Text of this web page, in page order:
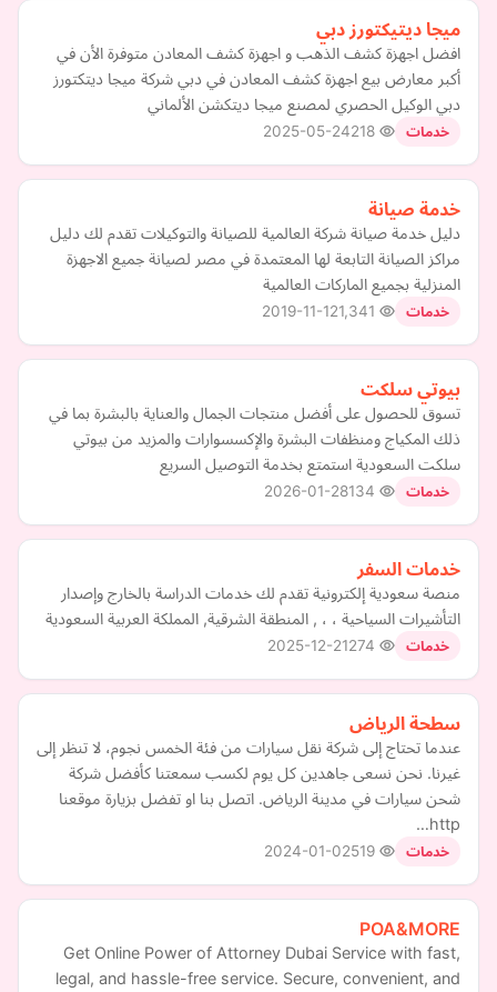
ميجا ديتيكتورز دبي
افضل اجهزة كشف الذهب و اجهزة كشف المعادن متوفرة الأن في
أكبر معارض بيع اجهزة كشف المعادن في دبي شركة ميجا ديتكتورز
دبي الوكيل الحصري لمصنع ميجا ديتكشن الألماني
خدمات 2025-05-24
خدمة صيانة
دليل خدمة صيانة شركة العالمية للصيانة والتوكيلات تقدم لك دليل
مراكز الصيانة التابعة لها المعتمدة في مصر لصيانة جميع الاجهزة
المنزلية بجميع الماركات العالمية
خدمات 2019-11-12
بيوتي سلكت
تسوق للحصول على أفضل منتجات الجمال والعناية بالبشرة بما في
ذلك المكياج ومنظفات البشرة والإكسسوارات والمزيد من بيوتي
سلكت السعودية استمتع بخدمة التوصيل السريع
خدمات 2026-01-28
خدمات السفر
منصة سعودية إلكترونية تقدم لك خدمات الدراسة بالخارج وإصدار
التأشيرات السياحية ، ، , المنطقة الشرقية, المملكة العربية السعودية
خدمات 2025-12-21
سطحة الرياض
عندما تحتاج إلى شركة نقل سيارات من فئة الخمس نجوم، لا تنظر إلى
غيرنا. نحن نسعى جاهدين كل يوم لكسب سمعتنا كأفضل شركة
شحن سيارات في مدينة الرياض. اتصل بنا او تفضل بزيارة موقعنا
http…
خدمات 2024-01-02
POA&MORE
Get Online Power of Attorney Dubai Service with fast,
legal, and hassle-free service. Secure, convenient, and